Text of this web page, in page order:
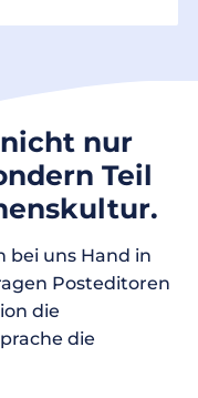
nur
Teil
bei uns Hand in
Posteditoren
die
die